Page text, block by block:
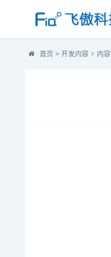
首页 > 开发内容 内